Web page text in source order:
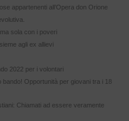
appartenenti all’Opera don Orione
sola con i poveri
agli ex allievi
2022 per i volontari
Opportunità per giovani tra i 18
Chiamati ad essere veramente